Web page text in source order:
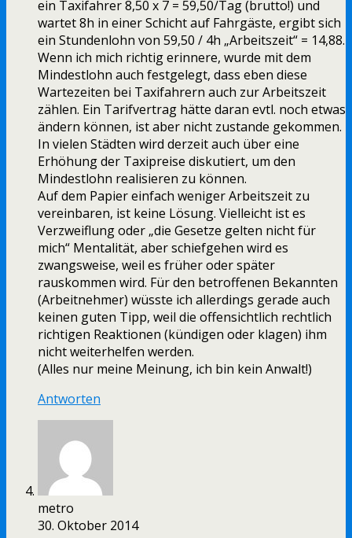
ein Taxifahrer 8,50 x 7 = 59,50/Tag (brutto!) und
wartet 8h in einer Schicht auf Fahrgäste, ergibt sich
ein Stundenlohn von 59,50 / 4h „Arbeitszeit“ = 14,88.
Wenn ich mich richtig erinnere, wurde mit dem
Mindestlohn auch festgelegt, dass eben diese
Wartezeiten bei Taxifahrern auch zur Arbeitszeit
zählen. Ein Tarifvertrag hätte daran evtl. noch etwas
ändern können, ist aber nicht zustande gekommen.
In vielen Städten wird derzeit auch über eine
Erhöhung der Taxipreise diskutiert, um den
Mindestlohn realisieren zu können.
Auf dem Papier einfach weniger Arbeitszeit zu
vereinbaren, ist keine Lösung. Vielleicht ist es
Verzweiflung oder „die Gesetze gelten nicht für
mich“ Mentalität, aber schiefgehen wird es
zwangsweise, weil es früher oder später
rauskommen wird. Für den betroffenen Bekannten
(Arbeitnehmer) wüsste ich allerdings gerade auch
keinen guten Tipp, weil die offensichtlich rechtlich
richtigen Reaktionen (kündigen oder klagen) ihm
nicht weiterhelfen werden.
(Alles nur meine Meinung, ich bin kein Anwalt!)
Antworten
metro
30. Oktober 2014